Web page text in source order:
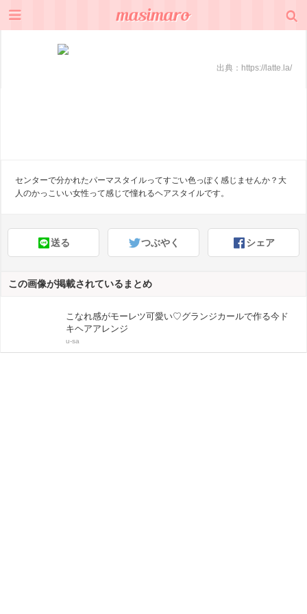
出典： https://latte.la/
センターで分かれたパーマスタイルってすごい色っぽく感じませんか？大
人のかっこいい女性って感じで憧れるヘアスタイルです。
送る つぶやく シェア
この画像が掲載されているまとめ
こなれ感がモーレツ可愛い♡グランジカールで作る今ド
キヘアアレンジ
u-sa